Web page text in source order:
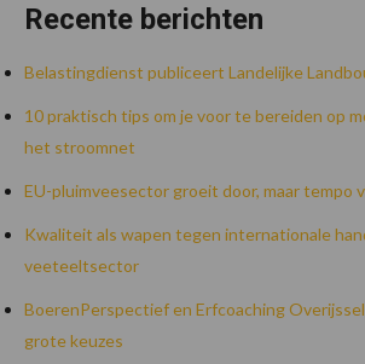
Recente berichten
Belastingdienst publiceert Landelijke
10 praktisch tips om je voor te bereiden op
het stroomnet
EU-pluimveesector groeit door, maar tempo
Kwaliteit als wapen tegen internationale
veeteeltsector
BoerenPerspectief en Erfcoaching
grote keuzes